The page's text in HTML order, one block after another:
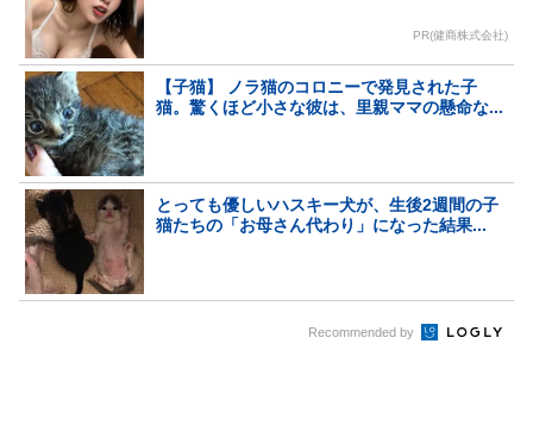
PR(健商株式会社)
【子猫】 ノラ猫のコロニーで発見された子
猫。驚くほど小さな彼は、里親ママの懸命な...
とっても優しいハスキー犬が、生後2週間の子
猫たちの「お母さん代わり」になった結果...
Recommended by